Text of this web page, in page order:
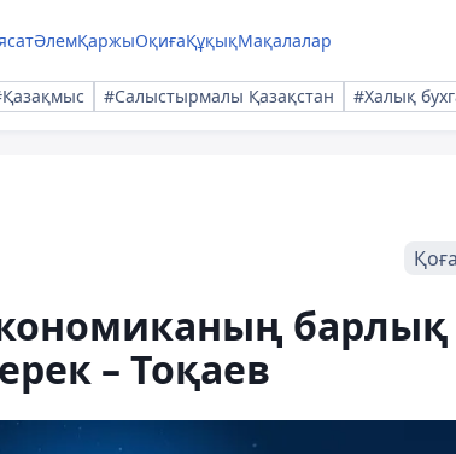
ӘлемҚаржыОқиғаҚұқықМақалалар
#Салыстырмалы Қазақстан #Халық
барлық
– Тоқаев